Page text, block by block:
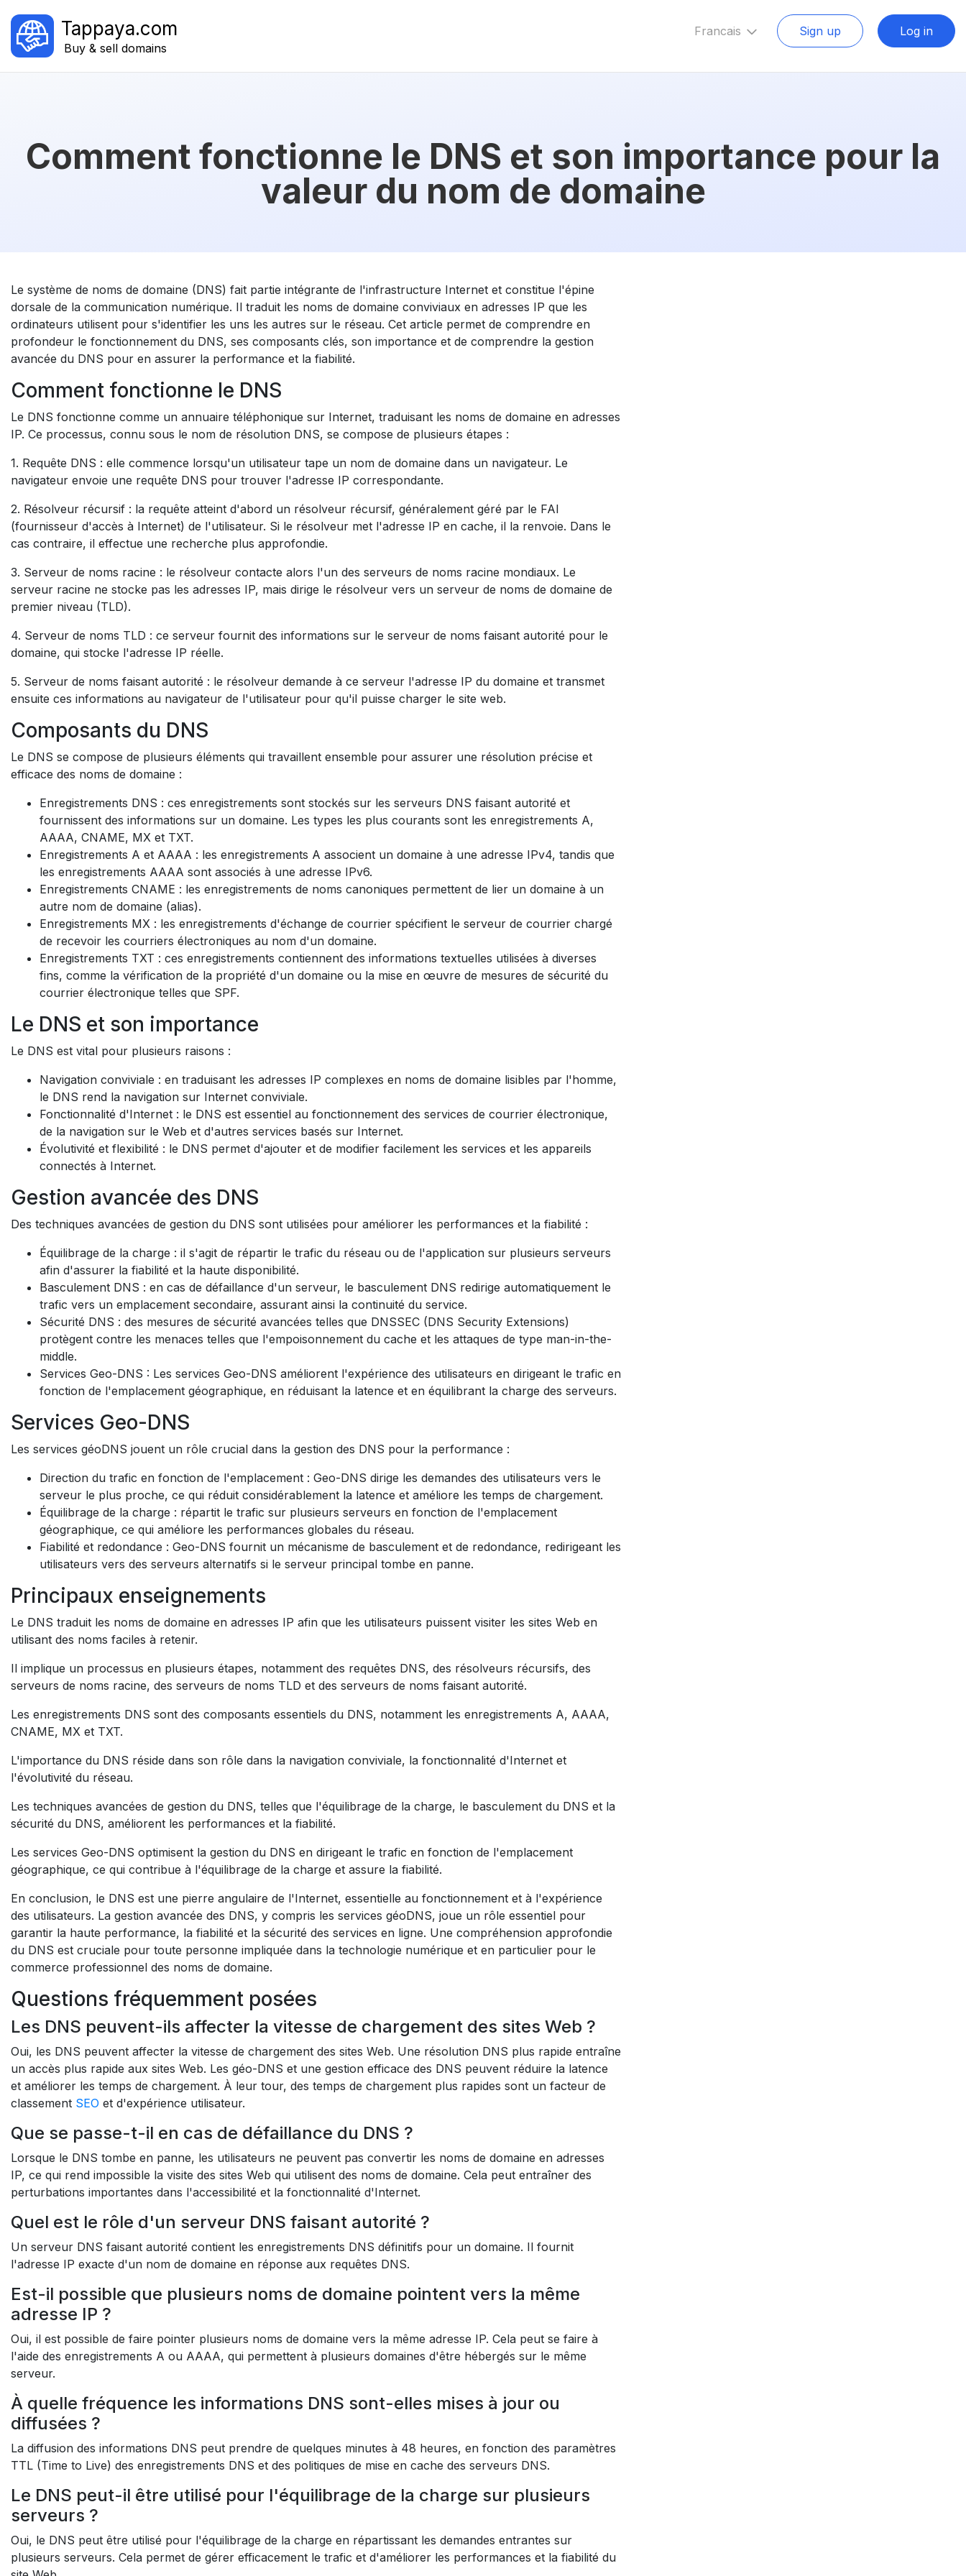
Tappaya.com
Buy & sell domains
Sign up Log in
Francais
Comment fonctionne le DNS et son importance pour la
valeur du nom de domaine
Le système de noms de domaine (DNS) fait partie intégrante de l'infrastructure Internet et constitue l'épine
dorsale de la communication numérique. Il traduit les noms de domaine conviviaux en adresses IP que les
ordinateurs utilisent pour s'identifier les uns les autres sur le réseau. Cet article permet de comprendre en
profondeur le fonctionnement du DNS, ses composants clés, son importance et de comprendre la gestion
avancée du DNS pour en assurer la performance et la fiabilité.
Comment fonctionne le DNS
Le DNS fonctionne comme un annuaire téléphonique sur Internet, traduisant les noms de domaine en adresses
IP. Ce processus, connu sous le nom de résolution DNS, se compose de plusieurs étapes :
1. Requête DNS : elle commence lorsqu'un utilisateur tape un nom de domaine dans un navigateur. Le
navigateur envoie une requête DNS pour trouver l'adresse IP correspondante.
2. Résolveur récursif : la requête atteint d'abord un résolveur récursif, généralement géré par le FAI
(fournisseur d'accès à Internet) de l'utilisateur. Si le résolveur met l'adresse IP en cache, il la renvoie. Dans le
cas contraire, il effectue une recherche plus approfondie.
3. Serveur de noms racine : le résolveur contacte alors l'un des serveurs de noms racine mondiaux. Le
serveur racine ne stocke pas les adresses IP, mais dirige le résolveur vers un serveur de noms de domaine de
premier niveau (TLD).
4. Serveur de noms TLD : ce serveur fournit des informations sur le serveur de noms faisant autorité pour le
domaine, qui stocke l'adresse IP réelle.
5. Serveur de noms faisant autorité : le résolveur demande à ce serveur l'adresse IP du domaine et transmet
ensuite ces informations au navigateur de l'utilisateur pour qu'il puisse charger le site web.
Composants du DNS
Le DNS se compose de plusieurs éléments qui travaillent ensemble pour assurer une résolution précise et
efficace des noms de domaine :
Enregistrements DNS : ces enregistrements sont stockés sur les serveurs DNS faisant autorité et
fournissent des informations sur un domaine. Les types les plus courants sont les enregistrements A,
AAAA, CNAME, MX et TXT.
Enregistrements A et AAAA : les enregistrements A associent un domaine à une adresse IPv4, tandis que
les enregistrements AAAA sont associés à une adresse IPv6.
Enregistrements CNAME : les enregistrements de noms canoniques permettent de lier un domaine à un
autre nom de domaine (alias).
Enregistrements MX : les enregistrements d'échange de courrier spécifient le serveur de courrier chargé
de recevoir les courriers électroniques au nom d'un domaine.
Enregistrements TXT : ces enregistrements contiennent des informations textuelles utilisées à diverses
fins, comme la vérification de la propriété d'un domaine ou la mise en œuvre de mesures de sécurité du
courrier électronique telles que SPF.
Le DNS et son importance
Le DNS est vital pour plusieurs raisons :
Navigation conviviale : en traduisant les adresses IP complexes en noms de domaine lisibles par l'homme,
le DNS rend la navigation sur Internet conviviale.
Fonctionnalité d'Internet : le DNS est essentiel au fonctionnement des services de courrier électronique,
de la navigation sur le Web et d'autres services basés sur Internet.
Évolutivité et flexibilité : le DNS permet d'ajouter et de modifier facilement les services et les appareils
connectés à Internet.
Gestion avancée des DNS
Des techniques avancées de gestion du DNS sont utilisées pour améliorer les performances et la fiabilité :
Équilibrage de la charge : il s'agit de répartir le trafic du réseau ou de l'application sur plusieurs serveurs
afin d'assurer la fiabilité et la haute disponibilité.
Basculement DNS : en cas de défaillance d'un serveur, le basculement DNS redirige automatiquement le
trafic vers un emplacement secondaire, assurant ainsi la continuité du service.
Sécurité DNS : des mesures de sécurité avancées telles que DNSSEC (DNS Security Extensions)
protègent contre les menaces telles que l'empoisonnement du cache et les attaques de type man-in-the-
middle.
Services Geo-DNS : Les services Geo-DNS améliorent l'expérience des utilisateurs en dirigeant le trafic en
fonction de l'emplacement géographique, en réduisant la latence et en équilibrant la charge des serveurs.
Services Geo-DNS
Les services géoDNS jouent un rôle crucial dans la gestion des DNS pour la performance :
Direction du trafic en fonction de l'emplacement : Geo-DNS dirige les demandes des utilisateurs vers le
serveur le plus proche, ce qui réduit considérablement la latence et améliore les temps de chargement.
Équilibrage de la charge : répartit le trafic sur plusieurs serveurs en fonction de l'emplacement
géographique, ce qui améliore les performances globales du réseau.
Fiabilité et redondance : Geo-DNS fournit un mécanisme de basculement et de redondance, redirigeant les
utilisateurs vers des serveurs alternatifs si le serveur principal tombe en panne.
Principaux enseignements
Le DNS traduit les noms de domaine en adresses IP afin que les utilisateurs puissent visiter les sites Web en
utilisant des noms faciles à retenir.
Il implique un processus en plusieurs étapes, notamment des requêtes DNS, des résolveurs récursifs, des
serveurs de noms racine, des serveurs de noms TLD et des serveurs de noms faisant autorité.
Les enregistrements DNS sont des composants essentiels du DNS, notamment les enregistrements A, AAAA,
CNAME, MX et TXT.
L'importance du DNS réside dans son rôle dans la navigation conviviale, la fonctionnalité d'Internet et
l'évolutivité du réseau.
Les techniques avancées de gestion du DNS, telles que l'équilibrage de la charge, le basculement du DNS et la
sécurité du DNS, améliorent les performances et la fiabilité.
Les services Geo-DNS optimisent la gestion du DNS en dirigeant le trafic en fonction de l'emplacement
géographique, ce qui contribue à l'équilibrage de la charge et assure la fiabilité.
En conclusion, le DNS est une pierre angulaire de l'Internet, essentielle au fonctionnement et à l'expérience
des utilisateurs. La gestion avancée des DNS, y compris les services géoDNS, joue un rôle essentiel pour
garantir la haute performance, la fiabilité et la sécurité des services en ligne. Une compréhension approfondie
du DNS est cruciale pour toute personne impliquée dans la technologie numérique et en particulier pour le
commerce professionnel des noms de domaine.
Questions fréquemment posées
Les DNS peuvent-ils affecter la vitesse de chargement des sites Web ?
Oui, les DNS peuvent affecter la vitesse de chargement des sites Web. Une résolution DNS plus rapide entraîne
un accès plus rapide aux sites Web. Les géo-DNS et une gestion efficace des DNS peuvent réduire la latence
et améliorer les temps de chargement. À leur tour, des temps de chargement plus rapides sont un facteur de
classement SEO et d'expérience utilisateur.
Que se passe-t-il en cas de défaillance du DNS ?
Lorsque le DNS tombe en panne, les utilisateurs ne peuvent pas convertir les noms de domaine en adresses
IP, ce qui rend impossible la visite des sites Web qui utilisent des noms de domaine. Cela peut entraîner des
perturbations importantes dans l'accessibilité et la fonctionnalité d'Internet.
Quel est le rôle d'un serveur DNS faisant autorité ?
Un serveur DNS faisant autorité contient les enregistrements DNS définitifs pour un domaine. Il fournit
l'adresse IP exacte d'un nom de domaine en réponse aux requêtes DNS.
Est-il possible que plusieurs noms de domaine pointent vers la même
adresse IP ?
Oui, il est possible de faire pointer plusieurs noms de domaine vers la même adresse IP. Cela peut se faire à
l'aide des enregistrements A ou AAAA, qui permettent à plusieurs domaines d'être hébergés sur le même
serveur.
À quelle fréquence les informations DNS sont-elles mises à jour ou
diffusées ?
La diffusion des informations DNS peut prendre de quelques minutes à 48 heures, en fonction des paramètres
TTL (Time to Live) des enregistrements DNS et des politiques de mise en cache des serveurs DNS.
Le DNS peut-il être utilisé pour l'équilibrage de la charge sur plusieurs
serveurs ?
Oui, le DNS peut être utilisé pour l'équilibrage de la charge en répartissant les demandes entrantes sur
plusieurs serveurs. Cela permet de gérer efficacement le trafic et d'améliorer les performances et la fiabilité du